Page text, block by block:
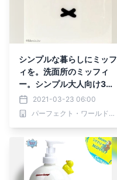
シンプルな暮らしにミッフ
ィを。洗面所のミッフィ
ー。シンプル大人向け3
選。2021-03-23 06:00
パーフェクト・ワールド株式会社